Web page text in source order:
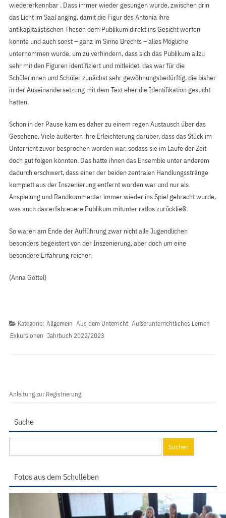
wiedererkennbar . Dass immer wieder gesungen wurde, zwischen drin
das Licht im Saal anging, damit die Figur des Antonia ihre
antikapitalistischen Thesen dem Publikum direkt ins Gesicht werfen
konnte und auch sonst – ganz im Sinne Brechts – alles Mögliche
unternommen wurde, um zu verhindern, dass sich das Publikum allzu
sehr mit den Figuren identifiziert und mitleidet, das war für die
Schülerinnen und Schüler zunächst sehr gewöhnungsbedürftig, die bisher
in der Auseinandersetzung mit dem Text eher die Identifikation gesucht
hatten.
Schon in der Pause kam es daher zu einem regen Austausch über das
Gesehene. Viele äußerten ihre Erleichterung darüber, dass das Stück im
Unterricht zuvor besprochen worden war, sodass sie im Laufe der Zeit
doch gut folgen könnten. Das hatte ihnen das Ensemble unter anderem
dadurch erschwert, dass einer der beiden zentralen Handlungsstränge
komplett aus der Inszenierung entfernt worden war und nur als
Anspielung und Randkommentar immer wieder ins Spiel gebracht wurde,
was auch das erfahrenere Publikum mitunter ratlos zurückließ.
So waren am Ende der Aufführung zwar nicht alle Jugendlichen
besonders begeistert von der Inszenierung, aber doch um eine
besondere Erfahrung reicher.
(Anna Göttel)
Kategorie: Allgemein Aus dem Unterricht Außerunterrichtliches Lernen
Exkursionen Jahrbuch 2022/2023
Anleitung zur Registrierung
Suche
nach:
Fotos aus dem Schulleben